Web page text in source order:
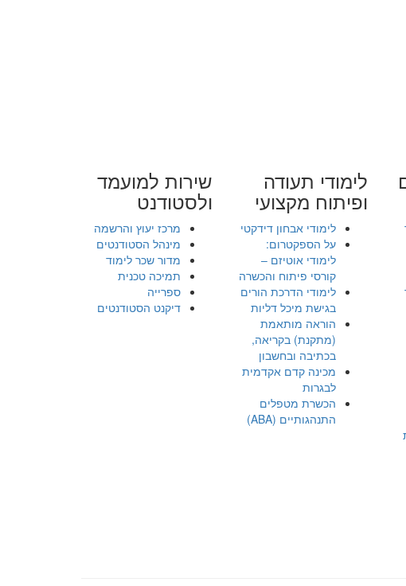
לימודי תעודה
ופיתוח מקצועי
לימודי אבחון דידקטי
על הספקטרום:
לימודי אוטיזם –
קורסי פיתוח והכשרה
לימודי הדרכת הורים
בגישת מיכל דליות
הוראה מותאמת
(מתקנת) בקריאה,
בכתיבה ובחשבון
מכינה קדם אקדמית
לבגרות
הכשרת מטפלים
התנהגותיים (ABA)
שירות למועמד
ולסטודנט
מרכז יעוץ והרשמה
מינהל הסטודנטים
מדור שכר לימוד
תמיכה טכנית
ספרייה
דיקנט הסטודנטים